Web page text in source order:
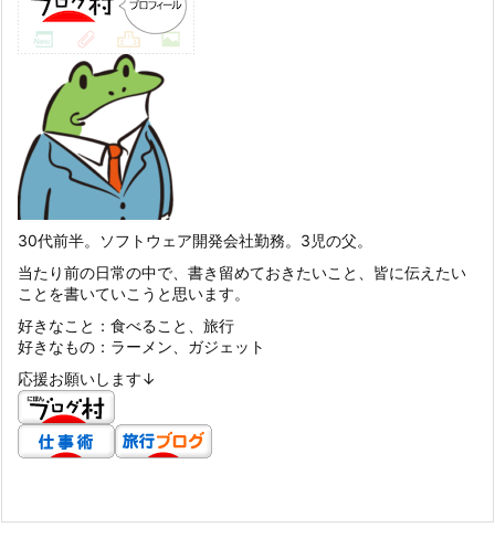
30代前半。ソフトウェア開発会社勤務。3児の父。
当たり前の日常の中で、書き留めておきたいこと、皆に伝えたい
ことを書いていこうと思います。
好きなこと：食べること、旅行
好きなもの：ラーメン、ガジェット
応援お願いします↓